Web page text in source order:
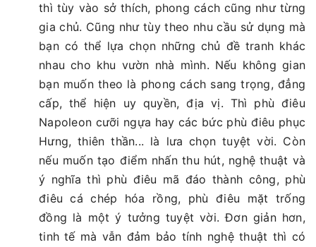
thì tùy vào sở thích, phong cách cũng như từng
gia chủ. Cũng như tùy theo nhu cầu sử dụng mà
bạn có thể lựa chọn những chủ đề tranh khác
nhau cho khu vườn nhà mình. Nếu không gian
bạn muốn theo là phong cách sang trọng, đẳng
cấp, thể hiện uy quyền, địa vị. Thì phù điêu
Napoleon cưỡi ngựa hay các bức phù điêu phục
Hưng, thiên thần... là lưa chọn tuyệt vời. Còn
nếu muốn tạo điểm nhấn thu hút, nghệ thuật và
ý nghĩa thì phù điêu mã đáo thành công, phù
điêu cá chép hóa rồng, phù điêu mặt trống
đồng là một ý tưởng tuyệt vời. Đơn giản hơn,
tinh tế mà vẫn đảm bảo tính nghệ thuật thì có